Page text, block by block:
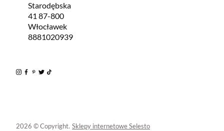
Starodębska
41 87-800
Włocławek
8881020939
2026 © Copyright. Sklepy internetowe Selesto